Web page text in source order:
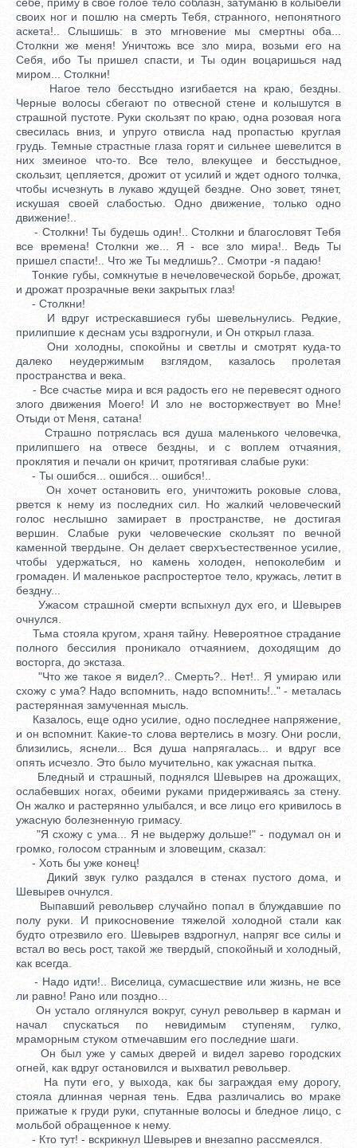
своих ног и пошлю на смерть Тебя, странного, непонятного
аскета!.. Слышишь: в это мгновение мы смертны оба...
Столкни же меня! Уничтожь все зло мира, возьми его на
Себя, ибо Ты пришел спасти, и Ты один воцаришься над
миром... Столкни!
Нагое тело бесстыдно изгибается на краю, бездны.
Черные волосы сбегают по отвесной стене и колышутся в
страшной пустоте. Руки скользят по краю, одна розовая нога
свесилась вниз, и упруго отвисла над пропастью круглая
грудь. Темные страстные глаза горят и сильнее шевелится в
них змеиное что-то. Все тело, влекущее и бесстыдное,
скользит, цепляется, дрожит от усилий и ждет одного толчка,
чтобы исчезнуть в лукаво ждущей бездне. Оно зовет, тянет,
искушая своей слабостью. Одно движение, только одно
движение!..
- Столкни! Ты будешь один!.. Столкни и благословят Тебя
все времена! Столкни же... Я - все зло мира!.. Ведь Ты
пришел спасти!.. Что же Ты медлишь?.. Смотри -я падаю!
Тонкие губы, сомкнутые в нечеловеческой борьбе, дрожат,
и дрожат прозрачные веки закрытых глаз!
- Столкни!
И вдруг истрескавшиеся губы шевельнулись. Редкие,
прилипшие к деснам усы вздрогнули, и Он открыл глаза.
Они холодны, спокойны и светлы и смотрят куда-то
далеко неудержимым взглядом, казалось пролетая
пространства и века.
- Все счастье мира и вся радость его не перевесят одного
злого движения Моего! И зло не восторжествует во Мне!
Отыди от Меня, сатана!
Страшно потряслась вся душа маленького человечка,
прилипшего на отвесе бездны, и с воплем отчаяния,
проклятия и печали он кричит, протягивая слабые руки:
- Ты ошибся... ошибся... ошибся!..
Он хочет остановить его, уничтожить роковые слова,
рвется к нему из последних сил. Но жалкий человеческий
голос неслышно замирает в пространстве, не достигая
вершин. Слабые руки человеческие скользят по вечной
каменной твердыне. Он делает сверхъестественное усилие,
чтобы удержаться, но камень холоден, непоколебим и
громаден. И маленькое распростертое тело, кружась, летит в
бездну...
Ужасом страшной смерти вспыхнул дух его, и Шевырев
очнулся.
Тьма стояла кругом, храня тайну. Невероятное страдание
полного бессилия проникало отчаянием, доходящим до
восторга, до экстаза.
"Что же такое я видел?.. Смерть?.. Нет!.. Я умираю или
схожу с ума? Надо вспомнить, надо вспомнить!.." - металась
растерянная замученная мысль.
Казалось, еще одно усилие, одно последнее напряжение,
и он вспомнит. Какие-то слова вертелись в мозгу. Они росли,
близились, яснели... Вся душа напрягалась... и вдруг все
опять исчезло. Это было мучительно, как ужасная пытка.
Бледный и страшный, поднялся Шевырев на дрожащих,
ослабевших ногах, обеими руками придерживаясь за стену.
Он жалко и растерянно улыбался, и все лицо его кривилось в
ужасную болезненную гримасу.
"Я схожу с ума... Я не выдержу дольше!" - подумал он и
громко, голосом странным и зловещим, сказал:
- Хоть бы уже конец!
Дикий звук гулко раздался в стенах пустого дома, и
Шевырев очнулся.
Выпавший револьвер случайно попал в блуждавшие по
полу руки. И прикосновение тяжелой холодной стали как
будто отрезвило его. Шевырев вздрогнул, напряг все силы и
встал во весь рост, такой же твердый, спокойный и холодный,
как всегда.
- Надо идти!.. Виселица, сумасшествие или жизнь, не все
ли равно! Рано или поздно...
Он устало оглянулся вокруг, сунул револьвер в карман и
начал спускаться по невидимым ступеням, гулко,
мраморным стуком отмечавшим его последние шаги.
Он был уже у самых дверей и видел зарево городских
огней, как вдруг остановился и выхватил револьвер.
На пути его, у выхода, как бы заграждая ему дорогу,
стояла длинная черная тень. Едва различались во мраке
прижатые к груди руки, спутанные волосы и бледное лицо, с
мольбой обращенное к нему.
- Кто тут! - вскрикнул Шевырев и внезапно рассмеялся.